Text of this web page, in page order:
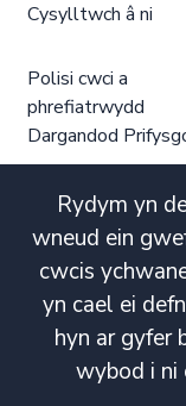
Rydym yn
wneud ein
cwcis
yn cael ei
hyn ar gyfer
wybod i ni
Cysylltwch â ni
Polisi cwci a
phrefiatrwydd
Dargandod